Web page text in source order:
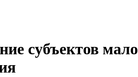
субъектов